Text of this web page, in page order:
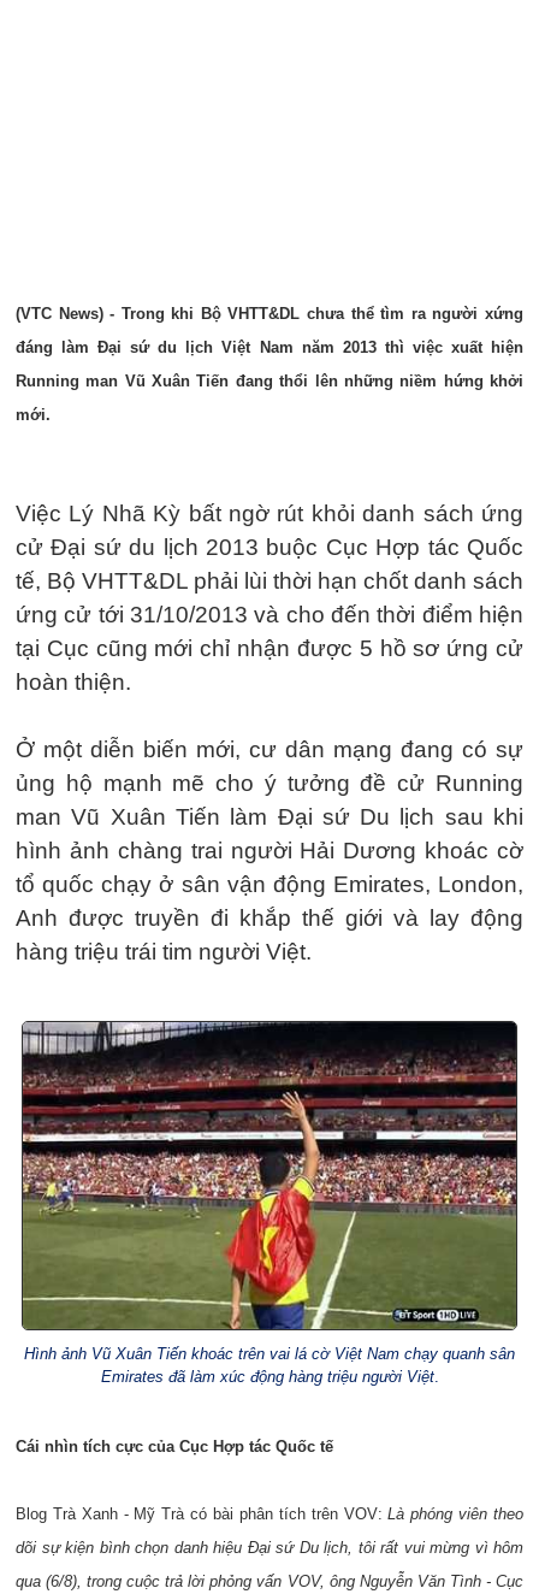
(VTC News) - Trong khi Bộ VHTT&DL chưa thể tìm ra người xứng
đáng làm Đại sứ du lịch Việt Nam năm 2013 thì việc xuất hiện
Running man Vũ Xuân Tiến đang thổi lên những niềm hứng khởi
mới.
Việc Lý Nhã Kỳ bất ngờ rút khỏi danh sách ứng
cử Đại sứ du lịch 2013 buộc Cục Hợp tác Quốc
tế, Bộ VHTT&DL phải lùi thời hạn chốt danh sách
ứng cử tới 31/10/2013 và cho đến thời điểm hiện
tại Cục cũng mới chỉ nhận được 5 hồ sơ ứng cử
hoàn thiện.
Ở một diễn biến mới, cư dân mạng đang có sự
ủng hộ mạnh mẽ cho ý tưởng đề cử Running
man Vũ Xuân Tiến làm Đại sứ Du lịch sau khi
hình ảnh chàng trai người Hải Dương khoác cờ
tổ quốc chạy ở sân vận động Emirates, London,
Anh được truyền đi khắp thế giới và lay động
hàng triệu trái tim người Việt.
Hình ảnh Vũ Xuân Tiến khoác trên vai lá cờ Việt Nam chạy quanh sân
Emirates đã làm xúc động hàng triệu người Việt.
Cái nhìn tích cực của Cục Hợp tác Quốc tế
Blog Trà Xanh - Mỹ Trà có bài phân tích trên VOV:Là phóng viên theo
dõi sự kiện bình chọn danh hiệu Đại sứ Du lịch, tôi rất vui mừng vì hôm
qua (6/8), trong cuộc trả lời phỏng vấn VOV, ông Nguyễn Văn Tình - Cục